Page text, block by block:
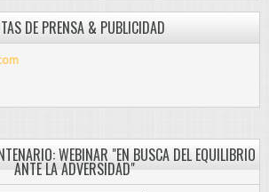
DE PRENSA & PUBLICIDAD
WEBINAR "EN BUSCA DEL EQUILIBRIO
ANTE LA ADVERSIDAD"